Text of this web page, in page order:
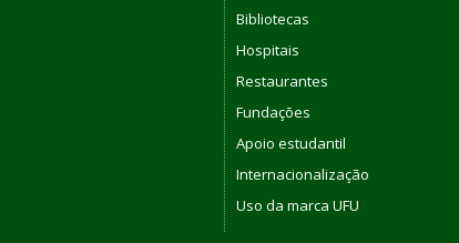
Bibliotecas
Hospitais
Restaurantes
Fundações
Apoio estudantil
Internacionalização
Uso da marca UFU